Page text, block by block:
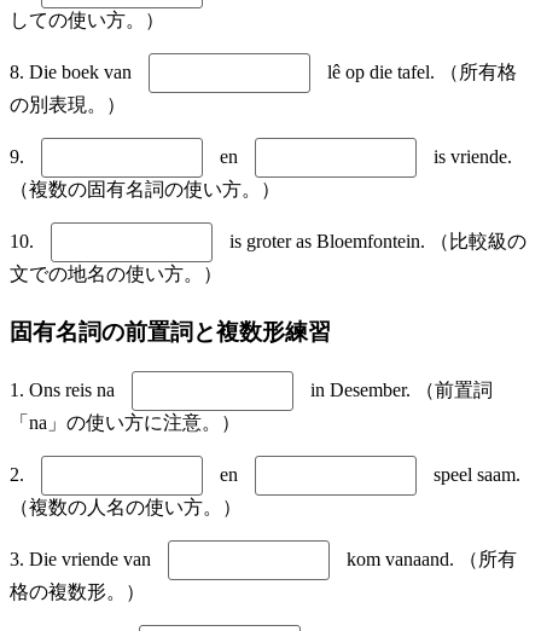
しての使い方。）
8. Die boek van
lê op die tafel. （所有格
の別表現。）
9. en
is vriende.
（複数の固有名詞の使い方。）
10.
is groter as Bloemfontein. （比較級の
文での地名の使い方。）
固有名詞の前置詞と複数形練習
1. Ons reis na
in Desember. （前置詞
「na」の使い方に注意。）
2. en
speel saam.
（複数の人名の使い方。）
3. Die vriende van
kom vanaand. （所有
格の複数形。）